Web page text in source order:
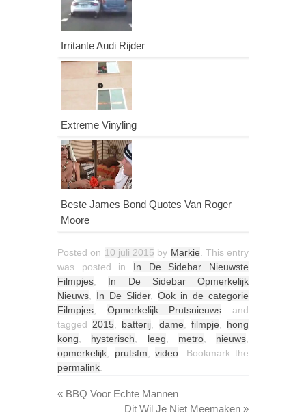
Irritante Audi Rijder
Extreme Vinyling
Beste James Bond Quotes Van Roger
Moore
Posted on 10 juli 2015 by Markie . This entry
was posted in In De Sidebar Nieuwste
Filmpjes
In De Sidebar Opmerkelijk
Nieuws
In De Slider, Ook in de categorie
Filmpjes
Opmerkelijk Prutsnieuws and
tagged 2015 batterij dame filmpje
hong
kong
hysterisch leeg metro, nieuws
opmerkelijk
prutsfm video . Bookmark the
permalink
« BBQ Voor Echte Mannen
Dit Wil Je Niet Meemaken »